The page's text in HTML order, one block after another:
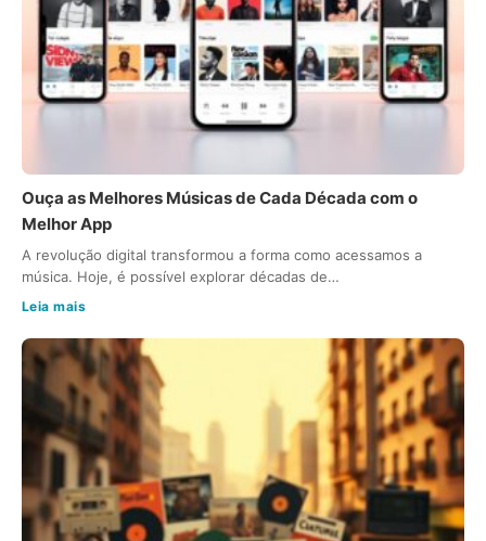
Ouça as Melhores Músicas de Cada Década com o
Melhor App
A revolução digital transformou a forma como acessamos a
música. Hoje, é possível explorar décadas de…
Leia mais